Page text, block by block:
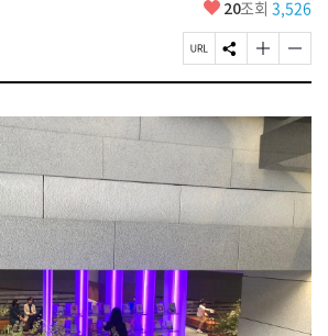
좋
요
20조회 3,526
페
이
U
R
L
복
사
S
N
공
유
하
기
글
자
기
크
변
경
기
글
자
기
작
게
변
경
하
기